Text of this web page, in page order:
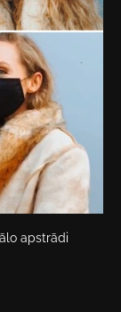
apstrādi